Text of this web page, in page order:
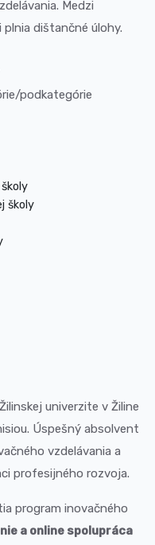
Medzi
dištančné úlohy.
podkategórie
školy
univerzite v Žiline
Úspešný absolvent
vzdelávania a
profesijného rozvoja.
program inovačného
a online spolupráca